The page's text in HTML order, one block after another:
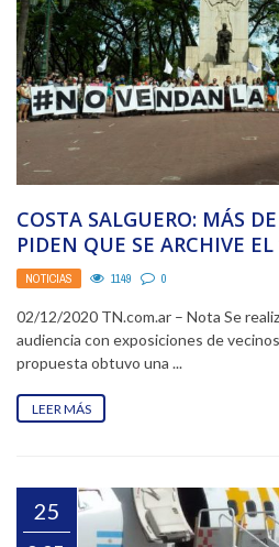
COSTA SALGUERO: MÁS
PIDEN QUE SE ARCHIVE EL
INMOBILIARIO”
NOTICIAS 1149 0
02/12/2020 TN.com.ar – Nota Se
audiencia con exposiciones de
propuesta obtuvo una ...
LEER MÁS
25